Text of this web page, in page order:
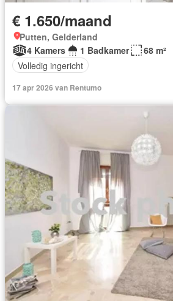
€ 1.650/maand
Putten, Gelderland
4 Kamers
1 Badkamer
68 m²
Volledig ingericht
17 apr 2026 van Rentumo